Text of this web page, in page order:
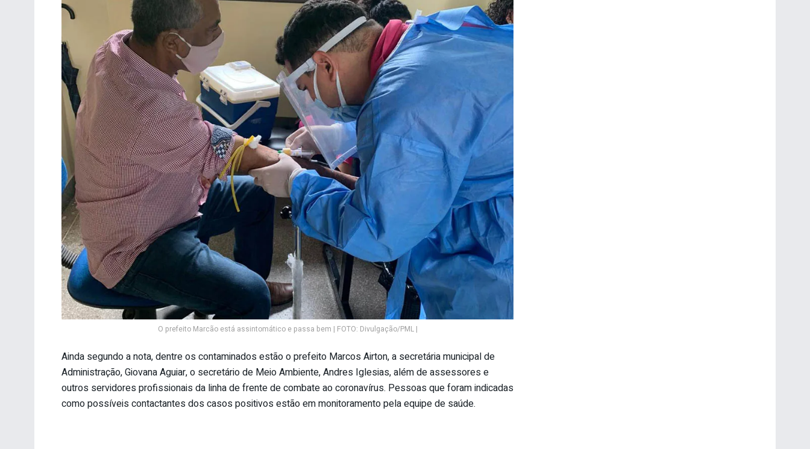
O prefeito Marcão está assintomático e passa bem | FOTO: Divulgação/PML |
Ainda segundo a nota, dentre os contaminados estão o prefeito Marcos Airton, a secretária municipal de
Administração, Giovana Aguiar, o secretário de Meio Ambiente, Andres Iglesias, além de assessores e
outros servidores profissionais da linha de frente de combate ao coronavírus. Pessoas que foram indicadas
como possíveis contactantes dos casos positivos estão em monitoramento pela equipe de saúde.